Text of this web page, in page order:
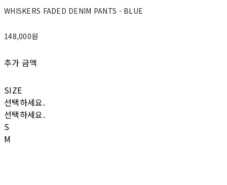
WHISKERS FADED DENIM PANTS - BLUE
148,000원
추가 금액
SIZE
선택하세요.
선택하세요.
S
M